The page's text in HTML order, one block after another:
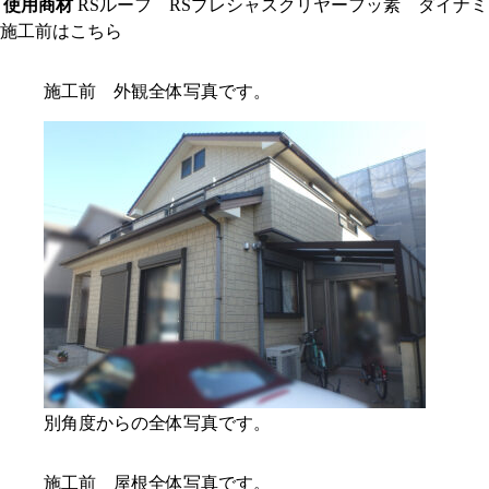
使用商材 RSルーフ RSプレシャスクリヤーフッ素 ダイナ
施工前はこちら
施工前 外観全体写真です。
別角度からの全体写真です。
施工前 屋根全体写真です。